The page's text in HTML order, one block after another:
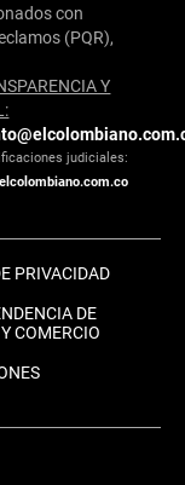
con
(PQR),
Y
judiciales:
PRIVACIDAD
DE
COMERCIO